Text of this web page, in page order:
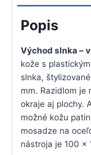
Popis
Východ slnka –
kože s
slnka,
mm. Razidlom je
okraje aj plochy.
možné kožu
mosadze na
nástroja je 100 x